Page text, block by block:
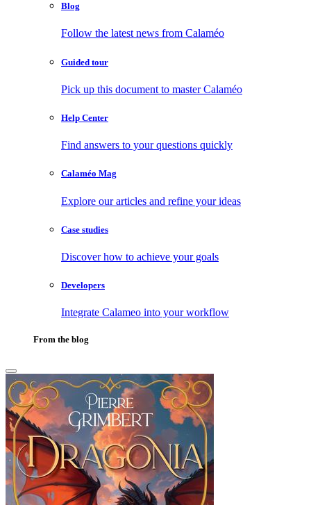
Blog
Follow the latest news from Calaméo
Guided tour
Pick up this document to master Calaméo
Help Center
Find answers to your questions quickly
Calaméo Mag
Explore our articles and refine your ideas
Case studies
Discover how to achieve your goals
Developers
Integrate Calameo into your workflow
From the blog